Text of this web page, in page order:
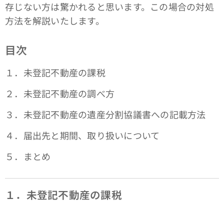
存じない方は驚かれると思います。この場合の対処
方法を解説いたします。
目次
１．未登記不動産の課税
２．未登記不動産の調べ方
３．未登記不動産の遺産分割協議書への記載方法
４．届出先と期間、取り扱いについて
５．まとめ
１．未登記不動産の課税